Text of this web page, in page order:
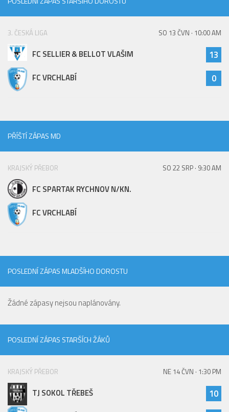
3. ČESKÁ LIGA SO 13 ČVN · 10:00 AM
FC SELLIER & BELLOT VLAŠIM 13
FC VRCHLABÍ 0
PŘÍŠTÍ ZÁPAS MD
KRAJSKÝ PŘEBOR SO 22 SRP · 9:30 AM
FC SPARTAK RYCHNOV N/KN.
FC VRCHLABÍ
POSLEDNÍ ZÁPAS MLADŠÍHO DOROSTU
Žádné zápasy nejsou naplánovány.
POSLEDNÍ ZÁPAS STARŠÍCH ŽÁKŮ
KRAJSKÝ PŘEBOR NE 14 ČVN · 1:30 PM
TJ SOKOL TŘEBEŠ 10